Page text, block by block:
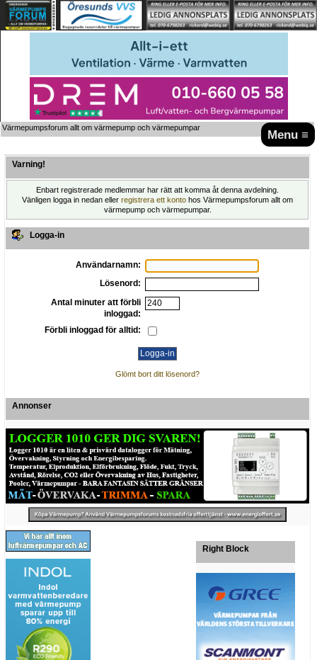
Menu ≡
Värmepumpsforum allt om värmepump och värmepumpar
Varning!
Enbart registrerade medlemmar har rätt att komma åt denna avdelning.
Vänligen logga in nedan eller registrera ett konto hos Värmepumpsforum allt om
värmepump och värmepumpar.
Logga-in
Användarnamn:
Lösenord:
Antal minuter att förbli
inloggad:
Förbli inloggad för alltid:
Glömt bort ditt lösenord?
Annonser
Right Block